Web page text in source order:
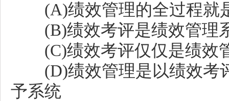
(A)绩效管理的全过程就
(B)绩效考评是绩效管理
(C)绩效考评仅仅是绩效
(D)绩效管理是以绩效考
予系统